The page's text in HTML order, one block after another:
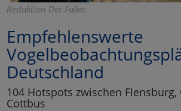
Redaktion Der Falke:
Empfehlenswerte
Deutschland
104 Hotspots zwischen
Cottbus
Umfragetools
Cookies
Alle Akzeptieren